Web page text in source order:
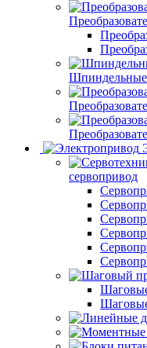
сервопривод